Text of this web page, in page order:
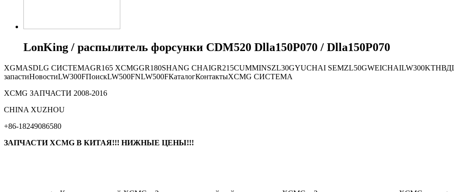
LonKing / распылитель форсунки CDM520 Dlla150P070 / Dlla150P070
XGMASDLG СИСТЕМАGR165 XCMGGR180SHANG CHAIGR215CUMMINSZL30GYUCHAI SEMZL50GWEICHAILW300KТНВД
запастиНовостиLW300FПоискLW500FNLW500FКаталогКонтактыXCMG СИСТЕМА
XCMG ЗАПЧАСТИ 2008-2016
СHINA XUZHOU
+86-18249086580
ЗАПЧАСТИ XCMG В КИТАЯ!!! НИЖНЫЕ ЦЕНЫ!!!